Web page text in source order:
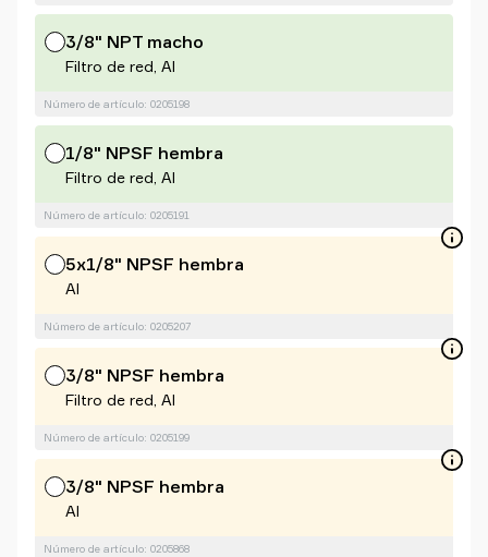
3/8" NPT macho
Filtro de red, Al
Número de artículo: 0205198
1/8" NPSF hembra
Filtro de red, Al
Número de artículo: 0205191
5x1/8" NPSF hembra
Al
Número de artículo: 0205207
3/8" NPSF hembra
Filtro de red, Al
Número de artículo: 0205199
3/8" NPSF hembra
Al
Número de artículo: 0205868